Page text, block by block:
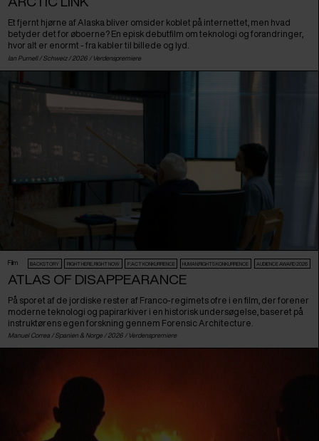
Et fjernt hjørne af Alaska bliver omsider koblet på internettet, men hvad
betyder det for øboerne? En episk debutfilm om teknologi og forandringer,
hvor alt er enormt - fra kabler til billede og lyd.
Ian Purnell / Schweiz/ 2026 / Verdenspremiere
Film BACKSTORY RIGHT HERE, RIGHT NOW F:ACT KONKURRENCE HUMAN:RIGHTS KONKURRENCE AUDIENCE AWARD 2026
ATLAS OF DISAPPEARANCE
På sporet af de jordiske rester af Franco-regimets ofre i en film, der forener
moderne teknologi og papirarkiver i en historisk undersøgelse, baseret på
instruktørens egen forskning gennem Forensic Architecture.
Manuel Correa / Spanien & Norge / 2026 / Verdenspremiere